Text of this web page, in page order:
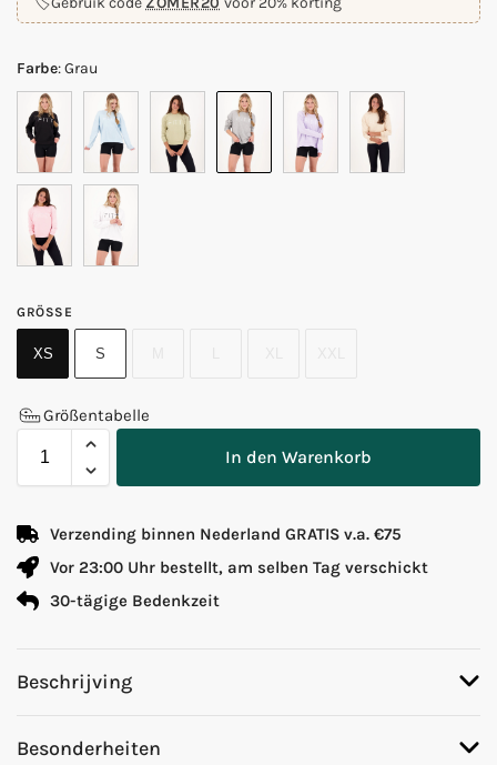
Farbe:Grau
GRÖSSE
XS S
Größentabelle
In den Warenkorb
Verzending binnen Nederland GRATIS v.a. €75
Vor 23:00 Uhr bestellt, am selben Tag verschickt
30-tägige Bedenkzeit
Beschrijving
Besonderheiten